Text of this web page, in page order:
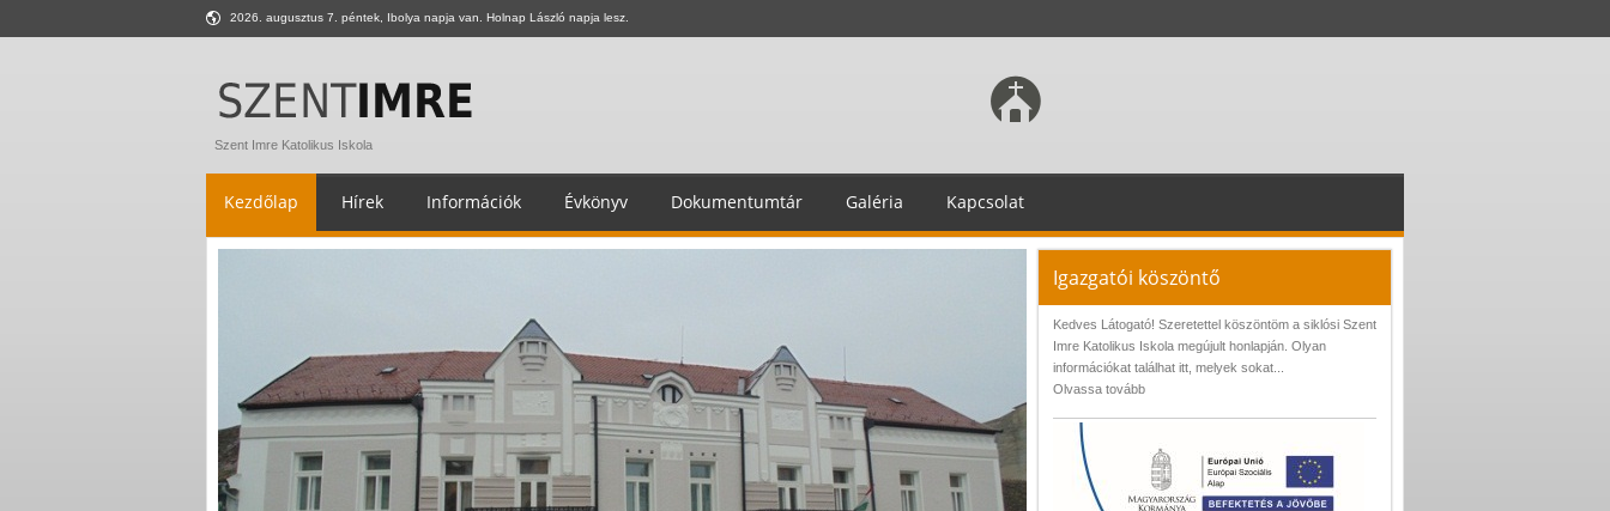
2026. augusztus 7. péntek, Ibolya napja van. Holnap László napja lesz.
Szent Imre Katolikus Iskola
Kezdőlap Hírek Információk Évkönyv Dokumentumtár Galéria Kapcsolat
Igazgatói köszöntő
Kedves Látogató! Szeretettel köszöntöm a siklósi Szent
Imre Katolikus Iskola megújult honlapján. Olyan
információkat találhat itt, melyek sokat...
Olvassa tovább